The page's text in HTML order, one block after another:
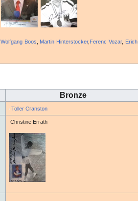
Wolfgang Boos Martin Hinterstocker, Ferenc Vozar, Erich
Bronze
Toller Cranston
Christine Errath